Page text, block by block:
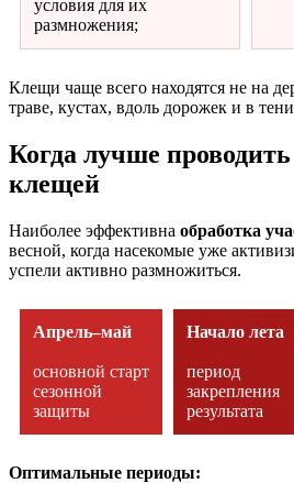
условия для их
размножения;
Клещи чаще всего находятся не на
траве, кустах, вдоль дорожек и в
Когда лучше
клещей
Наиболее эффективна обработка
весной, когда насекомые уже
успели активно размножиться.
Апрель–май
основной старт
сезонной
защиты
Начало лета
период
закрепления
результата
Оптимальные периоды: